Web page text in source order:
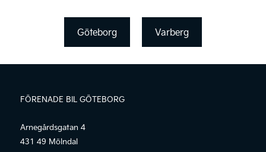
Göteborg Varberg
FÖRENADE BIL GÖTEBORG
Arnegårdsgatan 4
431 49 Mölndal